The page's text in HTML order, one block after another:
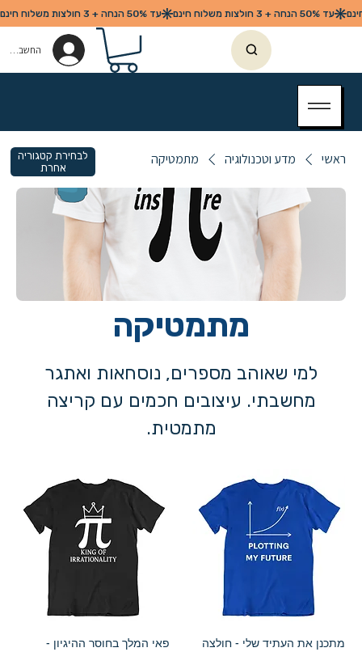
החשבון שלי
ראשי מדע וטכנולוגיה מתמטיקה
מתמטיקה
למי שאוהב מספרים, נוסחאות ואתגר
מחשבתי. עיצובים חכמים עם קריצה
מתמטית.
מתכנן את העתיד שלי - חולצה
פאי המלך בחוסר ההיגיון -
לבחירת קטגוריה
אחרת